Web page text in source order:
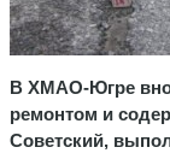
В ХМАО-Югре
ремонтом и
Советский,